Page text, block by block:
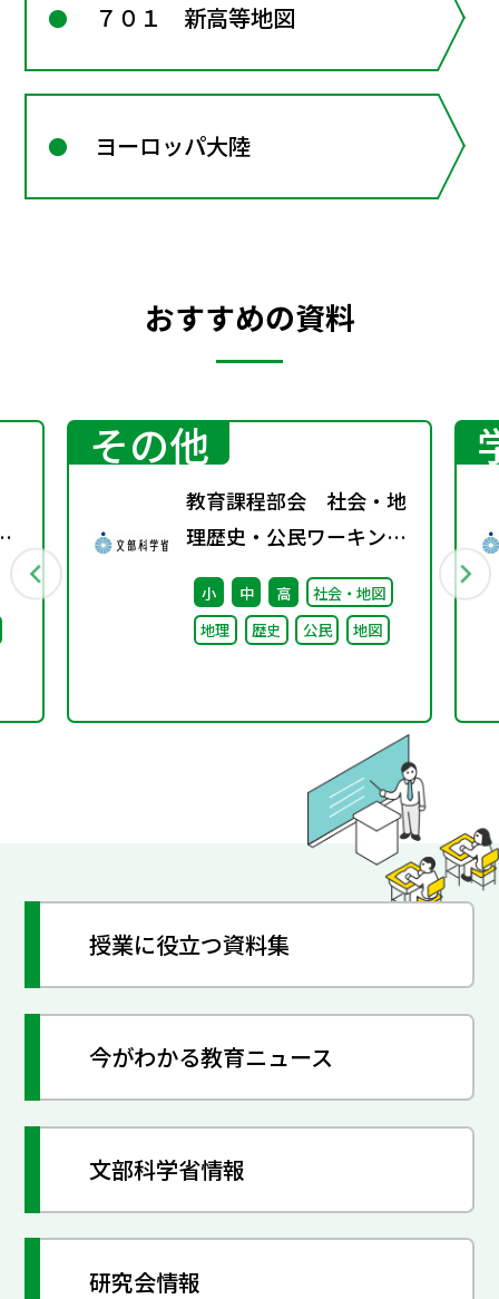
７０１ 新高等地図
ヨーロッパ大陸
おすすめの資料
その他
教育課程部会 社会・地
理歴史・公民ワーキング
（第3回） 配付資料
小 中 高
社会・地図
地理
歴史 公民 地図
授業に役立つ資料集
今がわかる教育ニュース
文部科学省情報
研究会情報